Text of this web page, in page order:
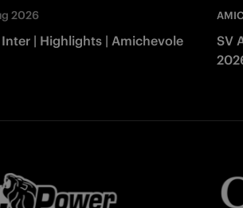
2026
Inter | Highlights | Amichevole
SV